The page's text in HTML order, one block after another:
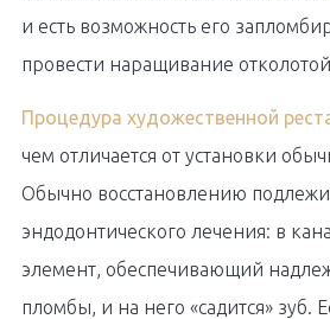
и есть возможность его
провести наращивание отколотой
Процедура художественной
чем отличается от установки
Обычно восстановлению
эндодонтического лечения: в
элемент, обеспечивающий
пломбы, и на него «садится» зуб.